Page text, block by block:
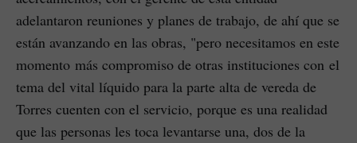
adelantaron reuniones y planes de trabajo, de ahí que se
están avanzando en las obras, "pero necesitamos en este
momento más compromiso de otras instituciones con el
tema del vital líquido para la parte alta de vereda de
Torres cuenten con el servicio, porque es una realidad
que las personas les toca levantarse una, dos de la